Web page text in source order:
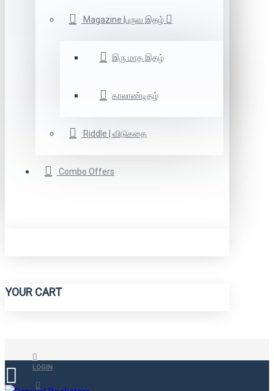
Magazine |பருவ இதழ்
இரு மாத இதழ்
காலாண்டிதழ்
Riddle | விடுகதை
Combo Offers
YOUR CART
LOGIN